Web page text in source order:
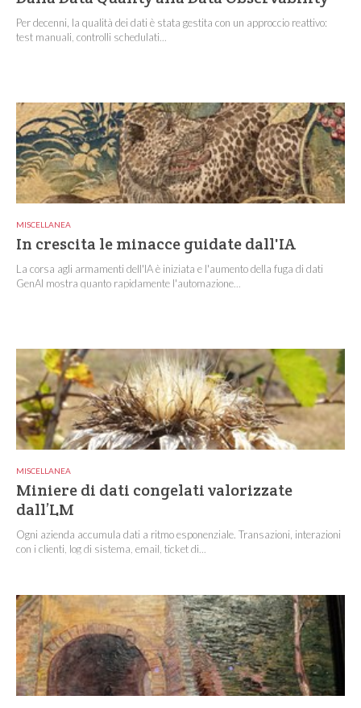
Per decenni, la qualità dei dati è stata gestita con un approccio reattivo:
test manuali, controlli schedulati...
MISCELLANEA
In crescita le minacce guidate dall'IA
La corsa agli armamenti dell'IA è iniziata e l'aumento della fuga di dati
GenAI mostra quanto rapidamente l'automazione...
MISCELLANEA
Miniere di dati congelati valorizzate
dall’LM
Ogni azienda accumula dati a ritmo esponenziale. Transazioni, interazioni
con i clienti, log di sistema, email, ticket di...